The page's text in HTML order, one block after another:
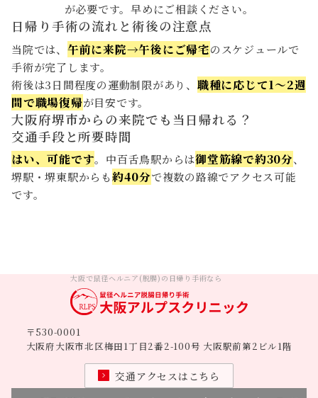
が必要です。早めにご相談ください。
日帰り手術の流れと術後の注意点
当院では、 午前に来院→午後にご帰宅のスケジュールで
手術が完了します。
術後は3日間程度の運動制限があり、 職種に応じて1〜2週
間で職場復帰が目安です。
大阪府堺市からの来院でも当日帰れる？
交通手段と所要時間
はい、可能です。中百舌鳥駅からは御堂筋線で約30分、
堺駅・堺東駅からも約40分で複数の路線でアクセス可能
です。
大阪で鼠径ヘルニア(脱腸)の日帰り手術なら
〒530-0001
大阪府大阪市北区梅田1丁目2番2-100号 大阪駅前第2ビル1階
交通アクセスはこちら